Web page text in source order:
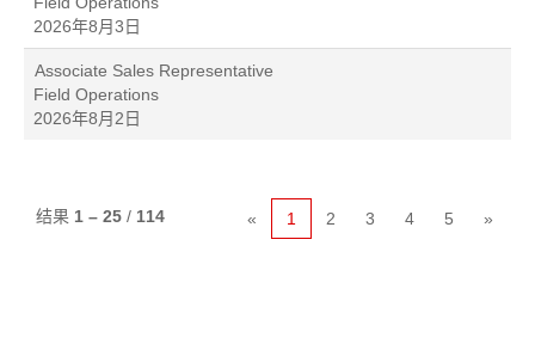
2026年8月3日
Associate Sales Representative
Field Operations
2026年8月2日
结果 1 – 25 / 114 « 1 2 3 4 5 »